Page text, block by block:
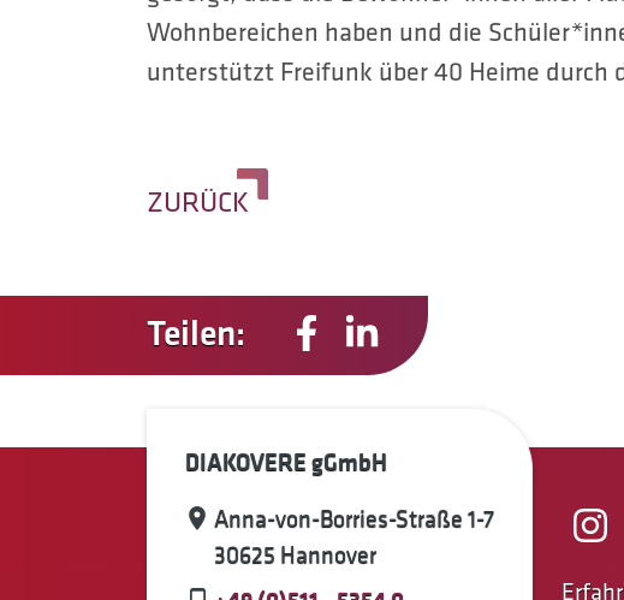
Wohnbereichen haben und die
unterstützt Freifunk über 40 Heime durch
ZURÜCK
Teilen:
DIAKOVERE gGmbH
Anna-von-Borries-Straße 1-7
30625 Hannover